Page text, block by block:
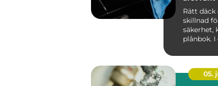
Rätt
skillnad
säkerhet,
plånbok. I
tvä...
05.